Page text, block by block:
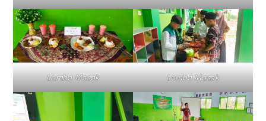
Lomba Masak Lomba Masak